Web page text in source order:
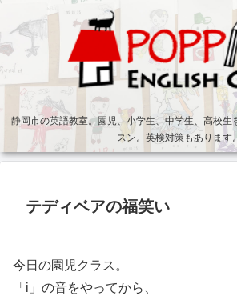
静岡市の英語教室。園児、小学生、中学生、高校生
スン。英検対策もあります
テディベアの福笑い
今日の園児クラス。
「i」の音をやってから、